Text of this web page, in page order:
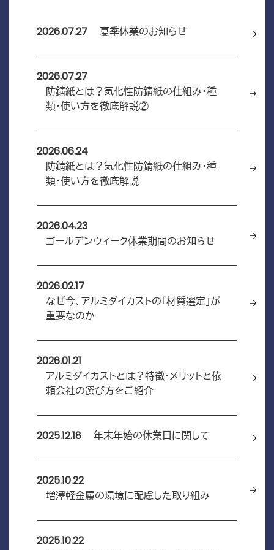
2026.07.27 夏季休業のお知らせ
2026.07.27
防錆紙とは？気化性防錆紙の仕組み・種
類・使い方を徹底解説②
2026.06.24
防錆紙とは？気化性防錆紙の仕組み・種
類・使い方を徹底解説
2026.04.23
ゴールデンウィーク休業期間のお知らせ
2026.02.17
なぜ今、アルミダイカストの「材質選定」が
重要なのか
2026.01.21
アルミダイカストとは？特徴・メリットと依
頼会社の選び方をご紹介
2025.12.18 年末年始の休業日に関して
2025.10.22
増澤軽金属の環境に配慮した取り組み
2025.10.22